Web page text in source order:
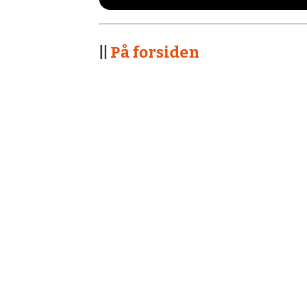
På forsiden